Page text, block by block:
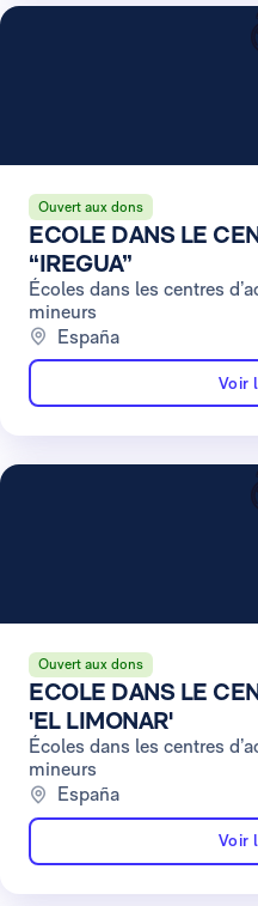
Ouvert aux dons
ECOLE DANS LE
“IREGUA”
Écoles dans les centres
mineurs
España
Voir
Ouvert aux dons
ECOLE DANS LE
'EL LIMONAR'
Écoles dans les centres
mineurs
España
Voir